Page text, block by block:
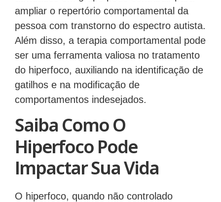
ampliar o repertório comportamental da
pessoa com transtorno do espectro autista.
Além disso, a terapia comportamental pode
ser uma ferramenta valiosa no tratamento
do hiperfoco, auxiliando na identificação de
gatilhos e na modificação de
comportamentos indesejados.
Saiba Como O
Hiperfoco Pode
Impactar Sua Vida
O hiperfoco, quando não controlado